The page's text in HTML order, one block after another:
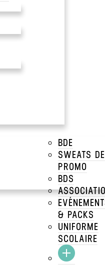
BDE
SWEATS DE
PROMO
BDS
& PACKS
UNIFORME
SCOLAIRE
gamme de
logo.
BOISSONS & CUISINE>GOURDES